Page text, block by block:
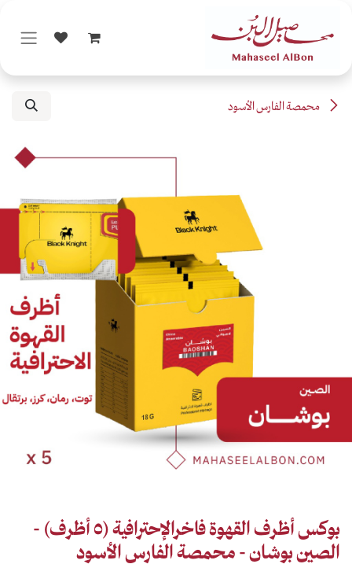
محمصة الفارس الأسود
بوكس أظرف القهوة فاخرالإحترافية (٥ أظرف) -
الصين بوشان - محمصة الفارس الأسود